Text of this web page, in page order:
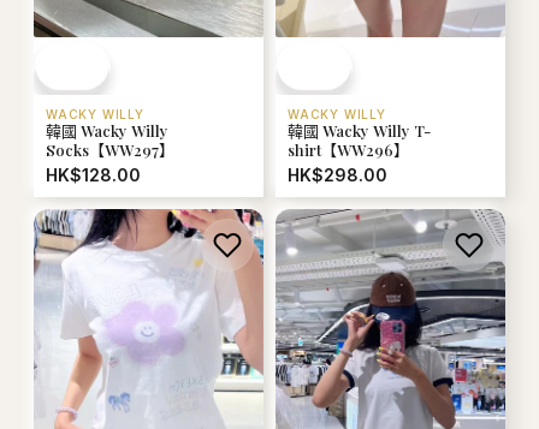
WACKY WILLY
韓國 Wacky Willy
Socks【WW297】
HK$128.00
WACKY WILLY
韓國 Wacky Willy T-
shirt【WW296】
HK$298.00